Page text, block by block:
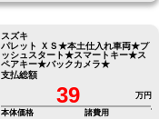
スズキ
パレット ＸＳ★本土仕入れ車両★プ
ッシュスタート★スマートキー★ス
ペアキー★バックカメラ★
支払総額
39
万円
本体価格
諸費用